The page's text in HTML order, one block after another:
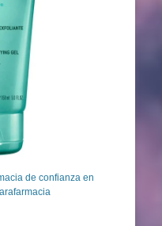
de confianza en